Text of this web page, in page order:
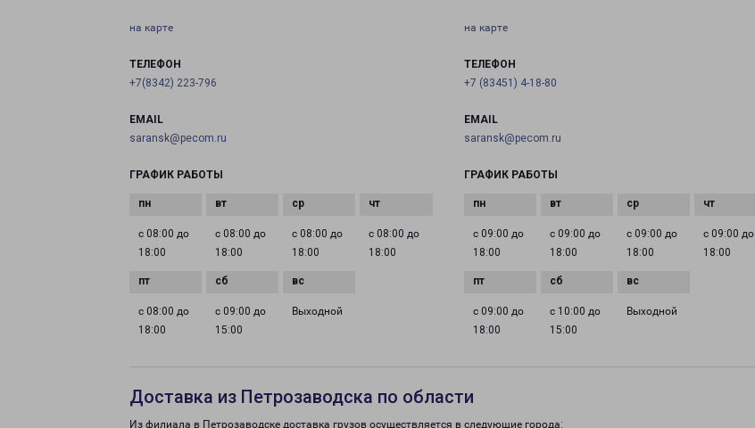
на карте
ТЕЛЕФОН
+7(8342) 223-796
EMAIL
saransk@pecom.ru
ГРАФИК РАБОТЫ
с 08:00 до
18:00
с 08:00 до
18:00
с 08:00 до
18:00
с 08:00 до
18:00
с 08:00 до
18:00
с 09:00 до
15:00
Выходной
на карте
ТЕЛЕФОН
+7 (83451) 4-18-80
EMAIL
saransk@pecom.ru
ГРАФИК РАБОТЫ
с 09:00 до
18:00
с 09:00 до
18:00
с 09:00 до
18:00
с 09:00 до
18:00
с 09:00 до
18:00
с 10:00 до
15:00
Выходной
Доставка из Петрозаводска по области
Из филиала в Петрозаводске доставка грузов осуществляется в следующие города: